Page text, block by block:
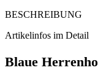
BESCHREIBUNG
Artikelinfos im Detail
Blaue